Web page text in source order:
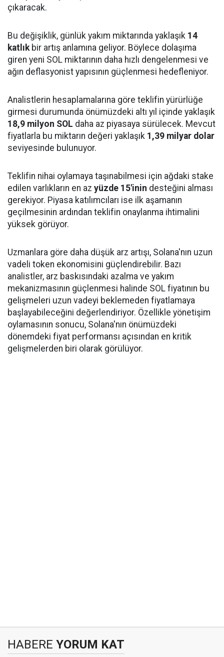
çıkaracak.
Bu değişiklik, günlük yakım miktarında yaklaşık 14
katlıkbir artış anlamına geliyor. Böylece dolaşıma
giren yeni SOL miktarının daha hızlı dengelenmesi ve
ağın deflasyonist yapısının güçlenmesi hedefleniyor.
Analistlerin hesaplamalarına göre teklifin yürürlüğe
girmesi durumunda önümüzdeki altı yıl içinde yaklaşık
18,9 milyon SOL daha az piyasaya sürülecek. Mevcut
fiyatlarla bu miktarın değeri yaklaşık 1,39 milyar dolar
seviyesinde bulunuyor.
Teklifin nihai oylamaya taşınabilmesi için ağdaki stake
edilen varlıkların en az yüzde 15'inin desteğini alması
gerekiyor. Piyasa katılımcıları ise ilk aşamanın
geçilmesinin ardından teklifin onaylanma ihtimalini
yüksek görüyor.
Uzmanlara göre daha düşük arz artışı, Solana'nın uzun
vadeli token ekonomisini güçlendirebilir. Bazı
analistler, arz baskısındaki azalma ve yakım
mekanizmasının güçlenmesi halinde SOL fiyatının bu
gelişmeleri uzun vadeyi beklemeden fiyatlamaya
başlayabileceğini değerlendiriyor. Özellikle yönetişim
oylamasının sonucu, Solana'nın önümüzdeki
dönemdeki fiyat performansı açısından en kritik
gelişmelerden biri olarak görülüyor.
HABERE YORUM KAT